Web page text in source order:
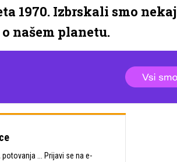
1970. Izbrskali smo nekaj
našem planetu.
... Prijavi se na e-